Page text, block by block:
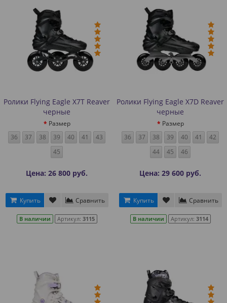
Ролики Flying Eagle X7T Reaver
черные
Размер
36
37 38 39 40 41
43
45
Цена: 26 800 руб.
Купить Сравнить
В наличии Артикул: 3115
Ролики Flying Eagle X7D Reaver
черные
Размер
36
37 38 39 40 41
42
44
45 46
Цена: 29 600 руб.
Купить Сравнить
В наличии Артикул: 3114